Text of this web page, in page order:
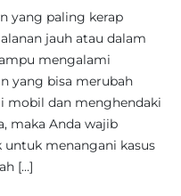
yang paling kerap
jauh atau dalam
mengalami
yang bisa merubah
mobil dan menghendaki
maka Anda wajib
menangani kasus
[…]